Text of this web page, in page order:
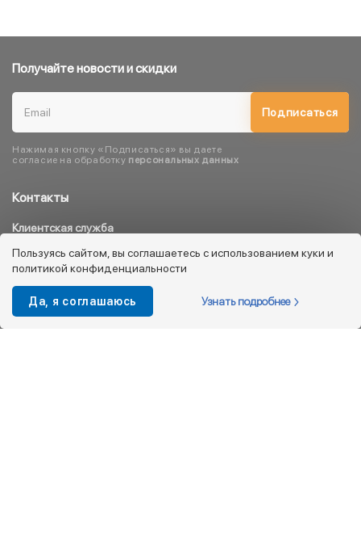
Контакты
Клиентская служба
8 800 333 08 45
info@kotofey.ru
Магазины в Москва (50)
Получайте новости и скидки
Подписаться
Нажимая кнопку «Подписаться» вы даете
согласие на обработку персональных данных
Пользуясь сайтом, вы соглашаетесь с использованием куки и
политикой конфиденциальности
Да, я соглашаюсь Узнать подробнее